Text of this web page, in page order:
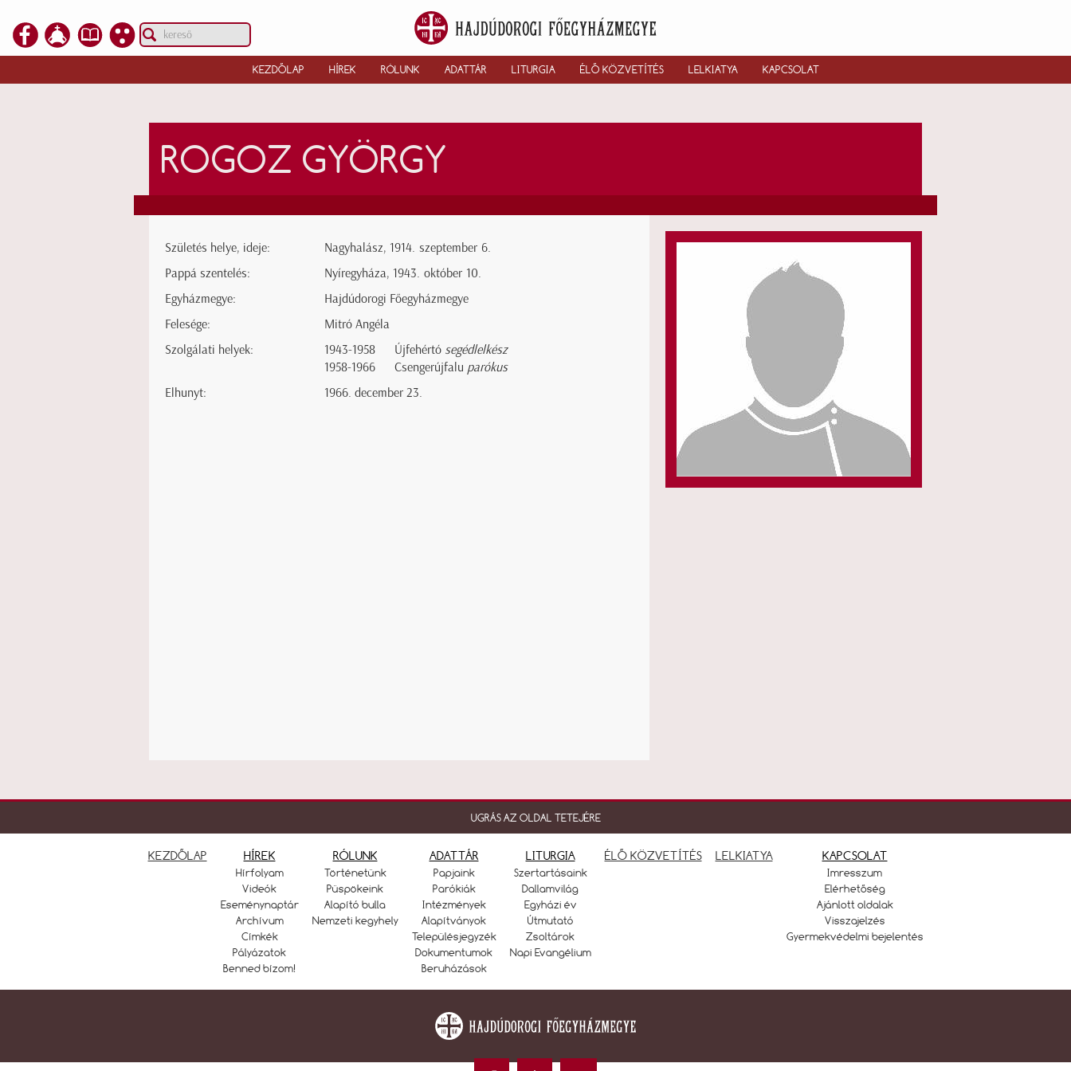
KEZDŐLAP HÍREK RÓLUNK ADATTÁR LITURGIA ÉLŐ KÖZVETÍTÉS LELKIATYA KAPCSOLAT
ROGOZ GYÖRGY
Születés helye, ideje:
Nagyhalász, 1914. szeptember 6.
Pappá szentelés:
Nyíregyháza, 1943. október 10.
Egyházmegye:
Hajdúdorogi Főegyházmegye
Felesége:
Mitró Angéla
Szolgálati helyek:
1943-1958 Újfehértó segédlelkész
1958-1966
Csengerújfalu parókus
Elhunyt:
1966. december 23.
UGRÁS AZ OLDAL TETEJÉRE
KEZDŐLAP HÍREK
Hírfolyam
Videók
Eseménynaptár
Archívum
Címkék
Pályázatok
Benned bízom!
RÓLUNK
Történetünk
Püspökeink
Alapító bulla
Nemzeti kegyhely
ADATTÁR
Papjaink
Parókiák
Intézmények
Alapítványok
Településjegyzék
Dokumentumok
Beruházások
LITURGIA
Szertartásaink
Dallamvilág
Egyházi év
Útmutató
Zsoltárok
Napi Evangélium
ÉLŐ KÖZVETÍTÉS LELKIATYA KAPCSOLAT
Imresszum
Elérhetőség
Ajánlott oldalak
Visszajelzés
Gyermekvédelmi bejelentés